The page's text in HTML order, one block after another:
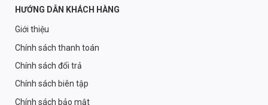
HƯỚNG DẪN KHÁCH HÀNG
Giới thiệu
Chính sách thanh toán
Chính sách đổi trả
Chính sách biên tập
Chính sách bảo mật